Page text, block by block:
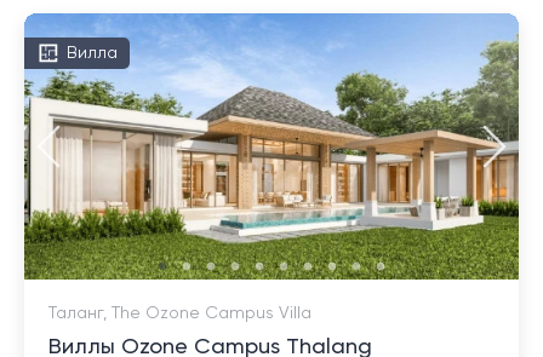
Вилла
Таланг, The Ozone Campus Villa
Виллы Ozone Campus Thalang